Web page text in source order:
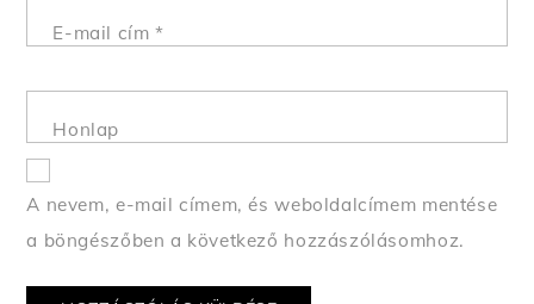
E-mail cím*
Honlap
A nevem, e-mail címem, és weboldalcímem mentése
a böngészőben a következő hozzászólásomhoz.